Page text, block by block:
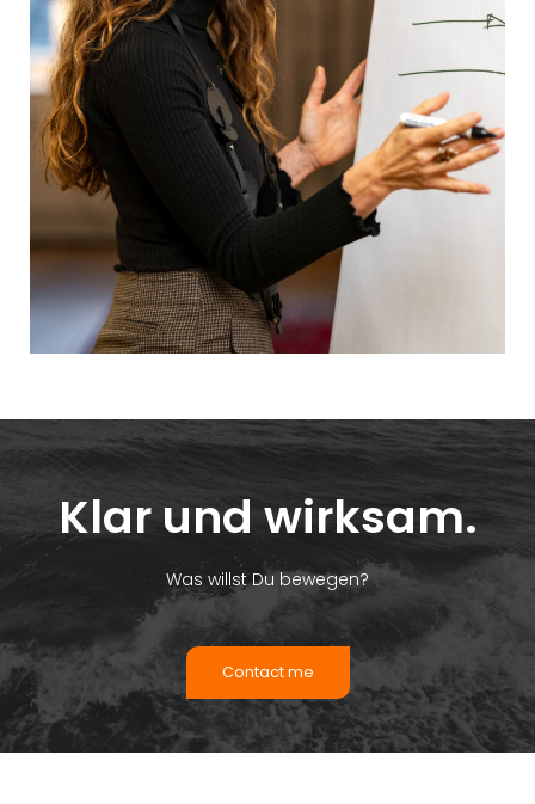
Klar und wirksam.
Was willst Du bewegen?
Contact me